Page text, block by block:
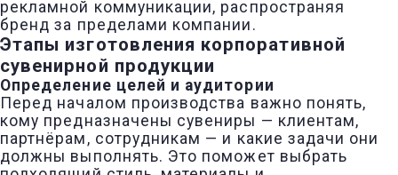
рекламной коммуникации, распространяя
бренд за пределами компании.
Этапы изготовления корпоративной
сувенирной продукции
Определение целей и аудитории
Перед началом производства важно понять,
кому предназначены сувениры — клиентам,
партнёрам, сотрудникам — и какие задачи они
должны выполнять. Это поможет выбрать